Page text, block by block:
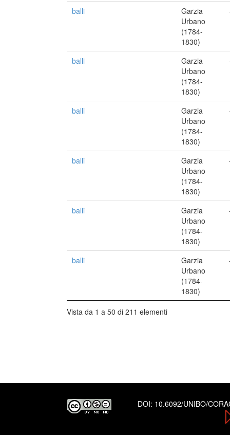
balli
Garzia
Urbano
(1784-
1830)
balli
Garzia
Urbano
(1784-
1830)
balli
Garzia
Urbano
(1784-
1830)
balli
Garzia
Urbano
(1784-
1830)
balli
Garzia
Urbano
(1784-
1830)
balli
Garzia
Urbano
(1784-
1830)
Vista da 1 a 50 di 211 elementi
DOI: 10.6092/UNIBO/